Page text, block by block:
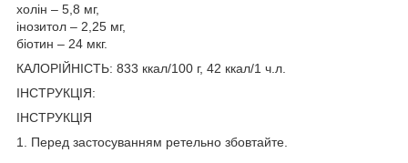
холін – 5,8 мг,
інозитол – 2,25 мг,
біотин – 24 мкг.
КАЛОРІЙНІСТЬ: 833 ккал/100 г, 42 ккал/1 ч.л.
ІНСТРУКЦІЯ:
ІНСТРУКЦІЯ
1. Перед застосуванням ретельно збовтайте.